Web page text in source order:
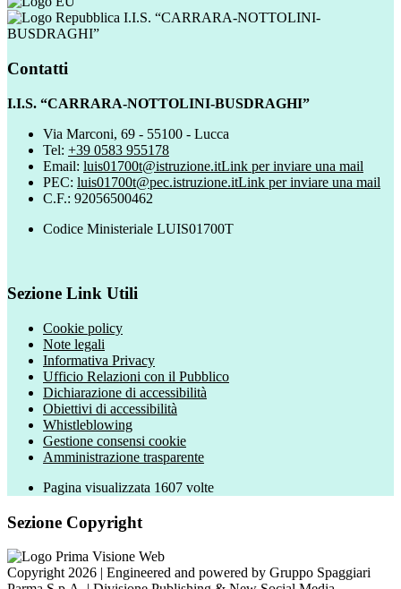
I.I.S. “CARRARA-NOTTOLINI-
BUSDRAGHI”
Contatti
I.I.S. “CARRARA-NOTTOLINI-BUSDRAGHI”
Via Marconi, 69 - 55100 - Lucca
Tel: +39 0583 955178
Email: luis01700t@istruzione.itLink per inviare una mail
PEC: luis01700t@pec.istruzione.itLink per inviare una mail
C.F.: 92056500462
Codice Ministeriale LUIS01700T
Sezione Link Utili
Cookie policy
Note legali
Informativa Privacy
Ufficio Relazioni con il Pubblico
Dichiarazione di accessibilità
Obiettivi di accessibilità
Whistleblowing
Gestione consensi cookie
Amministrazione trasparente
Pagina visualizzata 1607 volte
Sezione Copyright
Copyright 2026 | Engineered and powered by Gruppo Spaggiari